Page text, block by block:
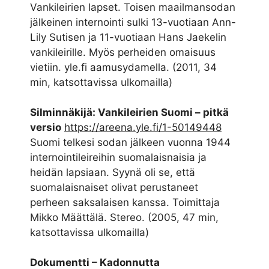
Vankileirien lapset. Toisen maailmansodan
jälkeinen internointi sulki 13-vuotiaan Ann-
Lily Sutisen ja 11-vuotiaan Hans Jaekelin
vankileirille. Myös perheiden omaisuus
vietiin. yle.fi aamusydamella. (2011, 34
min, katsottavissa ulkomailla)
Silminnäkijä: Vankileirien Suomi – pitkä
versio https://areena.yle.fi/1-50149448
Suomi telkesi sodan jälkeen vuonna 1944
internointileireihin suomalaisnaisia ja
heidän lapsiaan. Syynä oli se, että
suomalaisnaiset olivat perustaneet
perheen saksalaisen kanssa. Toimittaja
Mikko Määttälä. Stereo. (2005, 47 min,
katsottavissa ulkomailla)
Dokumentti – Kadonnutta